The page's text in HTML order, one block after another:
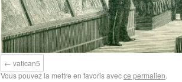
vatican5
Vous pouvez la mettre en favoris avecce permalien.